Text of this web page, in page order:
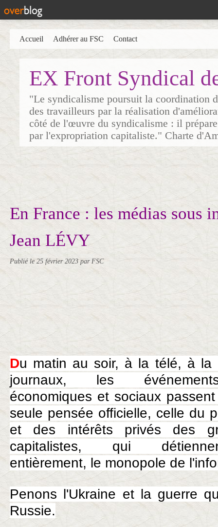
EX Front Syndical
"Le syndicalisme poursuit la coordination
des travailleurs par la réalisation
côté de l'œuvre du syndicalisme : il
par l'expropriation capitaliste." Charte
Accueil Adhérer au FSC Contact
En France : les médias sous
Jean LÉVY
Publié le 25 février 2023 par FSC
Du matin au soir, à la télé, à la
journaux, les
économiques et sociaux
seule pensée officielle, celle du
et des intérêts privés des
capitalistes, qui
entièrement, le monopole de
Penons l'Ukraine et la guerre
Russie.